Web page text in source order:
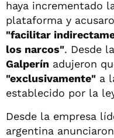
haya incrementado
plataforma y
"facilitar
los narcos". Desde
Galperín adujeron
"exclusivamente" a
establecido por la
Desde la empresa
argentina